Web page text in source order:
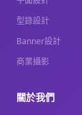
型錄設計
Banner設計
商業攝影
關於我們